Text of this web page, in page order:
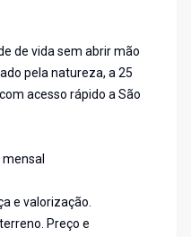
de vida sem abrir mão
pela natureza, a 25
acesso rápido a São
e valorização.
Preço e